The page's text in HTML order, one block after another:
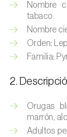
Barrenador
sasakii
Barrenador
(
Diatraea
Barrenador
fornicatior,
Nombre
tabaco
Nombre
Orden:
Familia:
2.
Orugas
marrón,
Adultos